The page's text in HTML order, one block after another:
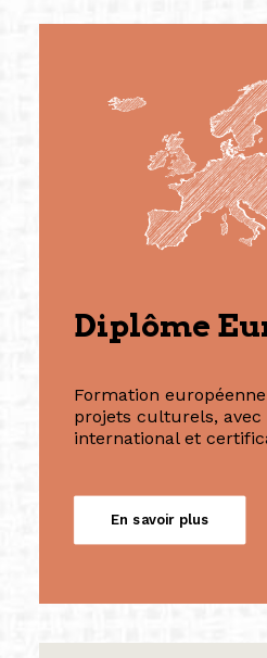
Diplôme
Formation
projets culturels, avec
international et
En savoir plus